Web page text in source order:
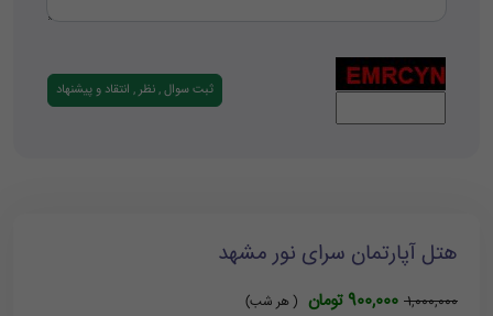
هتل آپارتمان سرای نور مشهد
1,000,000 900,000 تومان ( هر شب)